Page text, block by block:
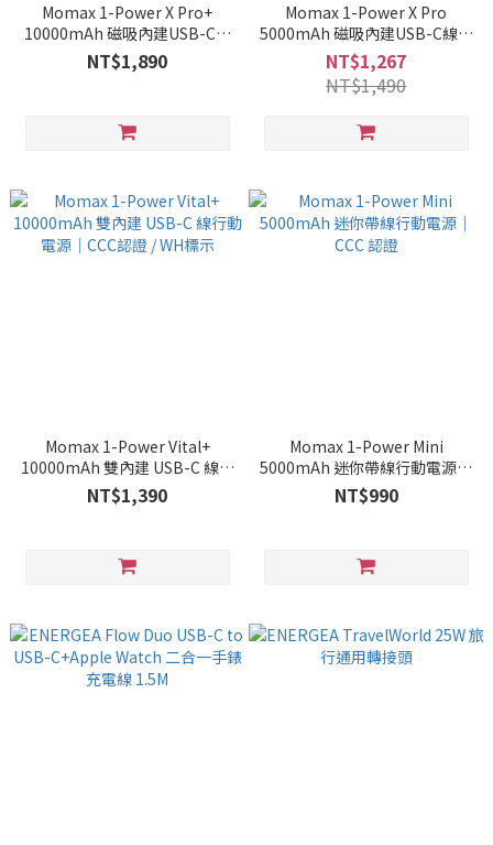
Momax 1-Power X Pro+
10000mAh 磁吸內建USB-C線
行動電源-附支架｜CCC認證 /
WH標示
NT$1,890
Momax 1-Power X Pro
5000mAh 磁吸內建USB-C線行
動電源-附支架｜CCC認證 / WH
標示
NT$1,267
NT$1,490
Momax 1-Power Vital+
10000mAh 雙內建 USB-C 線行
動電源｜CCC認證 / WH標示
NT$1,390
Momax 1-Power Mini
5000mAh 迷你帶線行動電源｜
CCC 認證
NT$990